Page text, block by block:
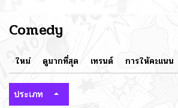
Comedy
ใหม่ ดูมากที่สุด เทรนด์ การให้คะแนน
ประเภท